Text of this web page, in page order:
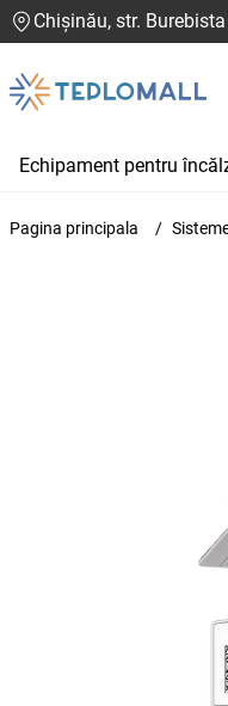
Chișinău, str.
Echipament pentru
Pagina principala